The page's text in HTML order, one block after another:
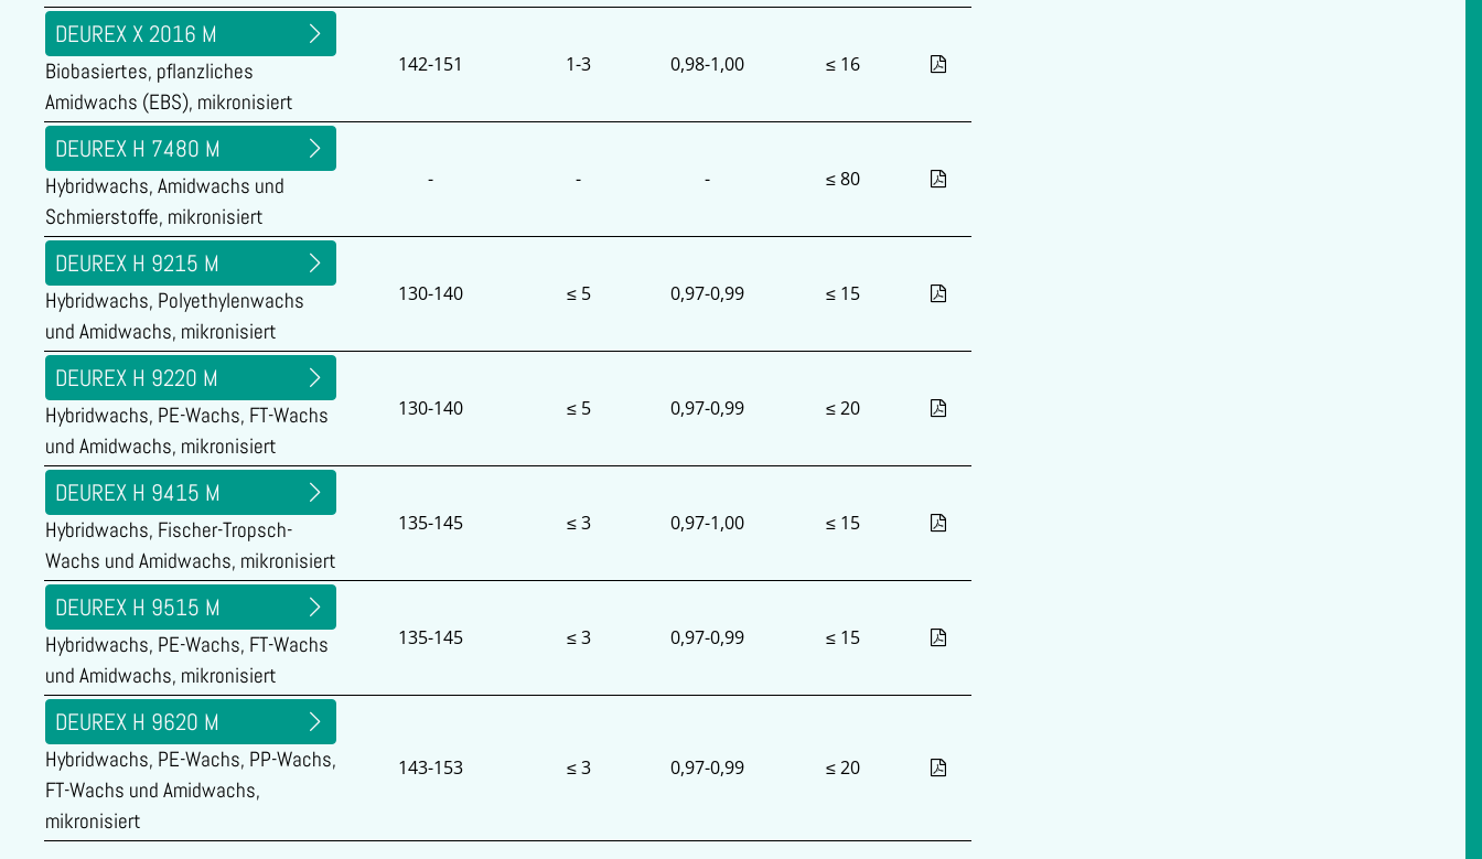
DEUREX X 2016 M
Biobasiertes, pflanzliches
Amidwachs (EBS), mikronisiert
142-151 1-3 0,98-1,00 ≤ 16
DEUREX H 7480 M
Hybridwachs, Amidwachs und
Schmierstoffe, mikronisiert
- - - ≤ 80
DEUREX H 9215 M
Hybridwachs, Polyethylenwachs
und Amidwachs, mikronisiert
130-140 ≤ 5 0,97-0,99 ≤ 15
DEUREX H 9220 M
Hybridwachs, PE-Wachs, FT-Wachs
und Amidwachs, mikronisiert
130-140 ≤ 5 0,97-0,99 ≤ 20
DEUREX H 9415 M
Hybridwachs, Fischer-Tropsch-
Wachs und Amidwachs, mikronisiert
135-145 ≤ 3 0,97-1,00 ≤ 15
DEUREX H 9515 M
Hybridwachs, PE-Wachs, FT-Wachs
und Amidwachs, mikronisiert
135-145 ≤ 3 0,97-0,99 ≤ 15
DEUREX H 9620 M
Hybridwachs, PE-Wachs, PP-Wachs,
FT-Wachs und Amidwachs,
mikronisiert
143-153 ≤ 3 0,97-0,99 ≤ 20